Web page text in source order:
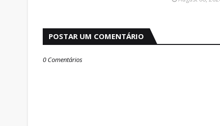
POSTAR UM COMENTÁRIO
0 Comentários